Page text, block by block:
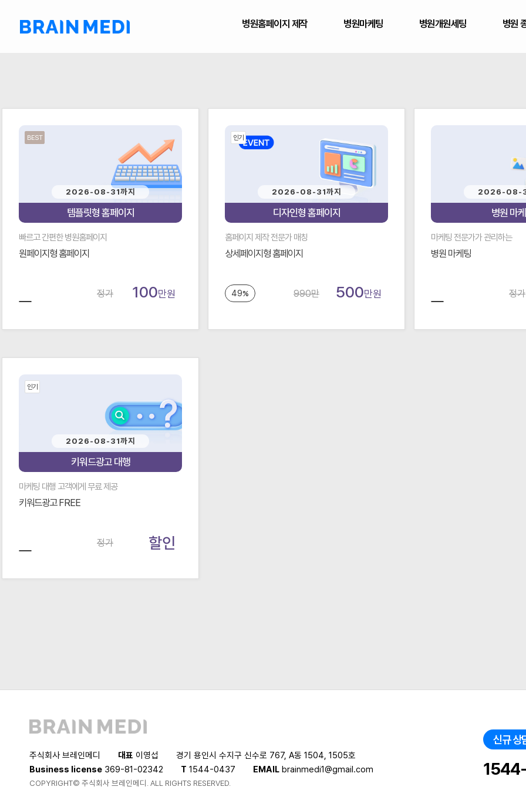
병원홈페이지 제작 병원마케팅 병원개원세팅 병원
BEST
2026-08-31까지
템플릿형 홈페이지
빠르고 간편한 병원홈페이지
원페이지형 홈페이지
정가 100만원
인기
2026-08-31까지
디자인형 홈페이지
홈페이지 제작 전문가 매칭
상세페이지형 홈페이지
49% 990만 500만원
2026-08-
병원 마
마케팅 전문가가 관리하는
병원 마케팅
정가
인기
2026-08-31까지
키워드광고 대행
마케팅 대행 고객에게 무료 제공
키워드광고 FREE
정가 할인
주식회사 브레인메디 대표 이영섭
경기 용인시 수지구 신수로 767, A동 1504, 1505호
Business license 369-81-02342 T 1544-0437 EMAIL brainmedi1@gmail.com
COPYRIGHT© 주식회사 브레인메디. ALL RIGHTS RESERVED.
신규 상